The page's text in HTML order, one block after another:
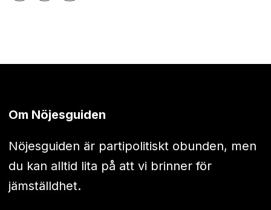
Om Nöjesguiden
Nöjesguiden är partipolitiskt obunden, men
du kan alltid lita på att vi brinner för
jämställdhet.